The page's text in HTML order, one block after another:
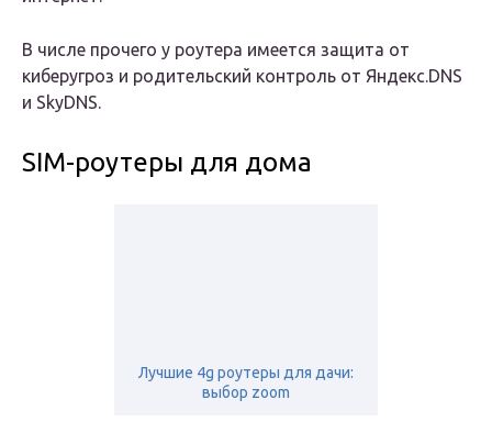
В числе прочего у роутера имеется защита от
киберугроз и родительский контроль от Яндекс.DNS
и SkyDNS.
SIM-роутеры для дома
Лучшие 4g роутеры для дачи:
выбор zoom